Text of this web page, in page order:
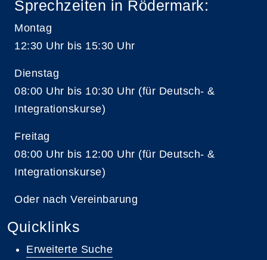
Sprechzeiten in Rödermark:
Montag
12:30 Uhr bis 15:30 Uhr
Dienstag
08:00 Uhr bis 10:30 Uhr (für Deutsch- &
Integrationskurse)
Freitag
08:00 Uhr bis 12:00 Uhr (für Deutsch- &
Integrationskurse)
Oder nach Vereinbarung
Quicklinks
Erweiterte Suche